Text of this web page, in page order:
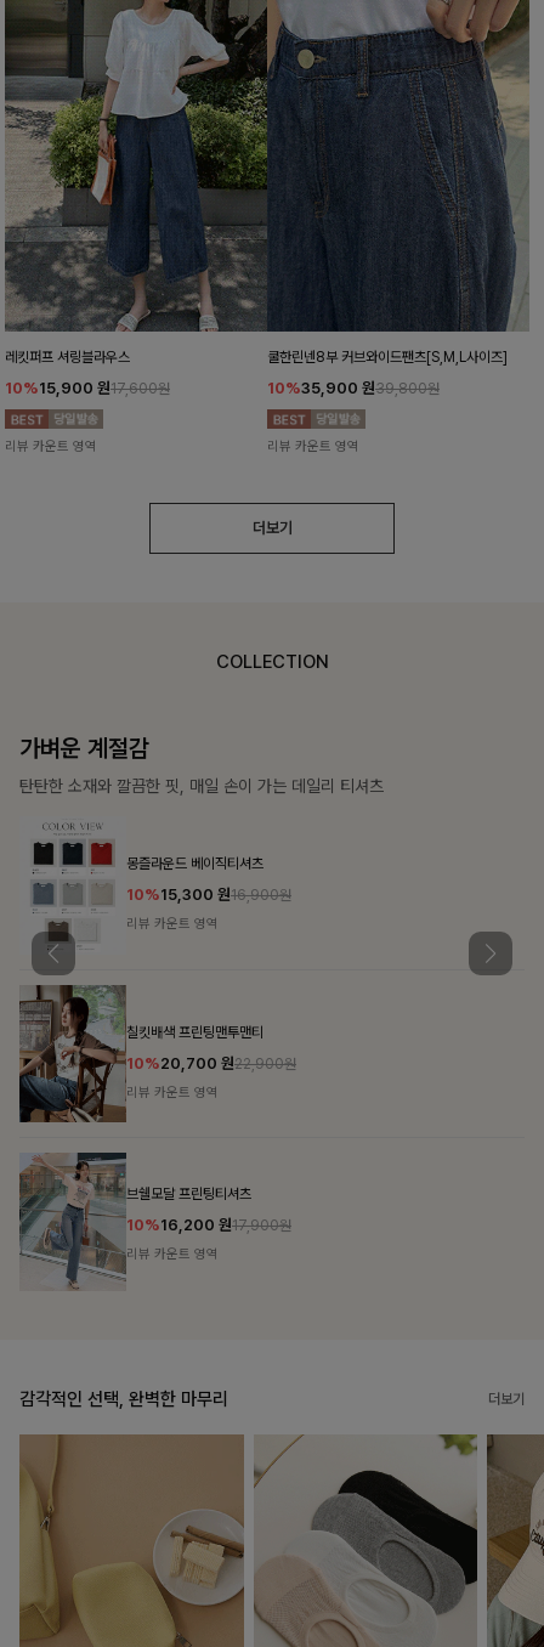
레킷퍼프 셔링블라우스
10%15,900 원17,600원
리뷰 카운트 영역
쿨한린넨8부 커브와이드팬츠[S,M,L사이즈]
10%35,900 원39,800원
리뷰 카운트 영역
더보기
COLLECTION
가장 쉬운 코디
특별한 날부터 일상까지 함께하는 룩
감각적인 선택, 완벽한 마무리 더보기